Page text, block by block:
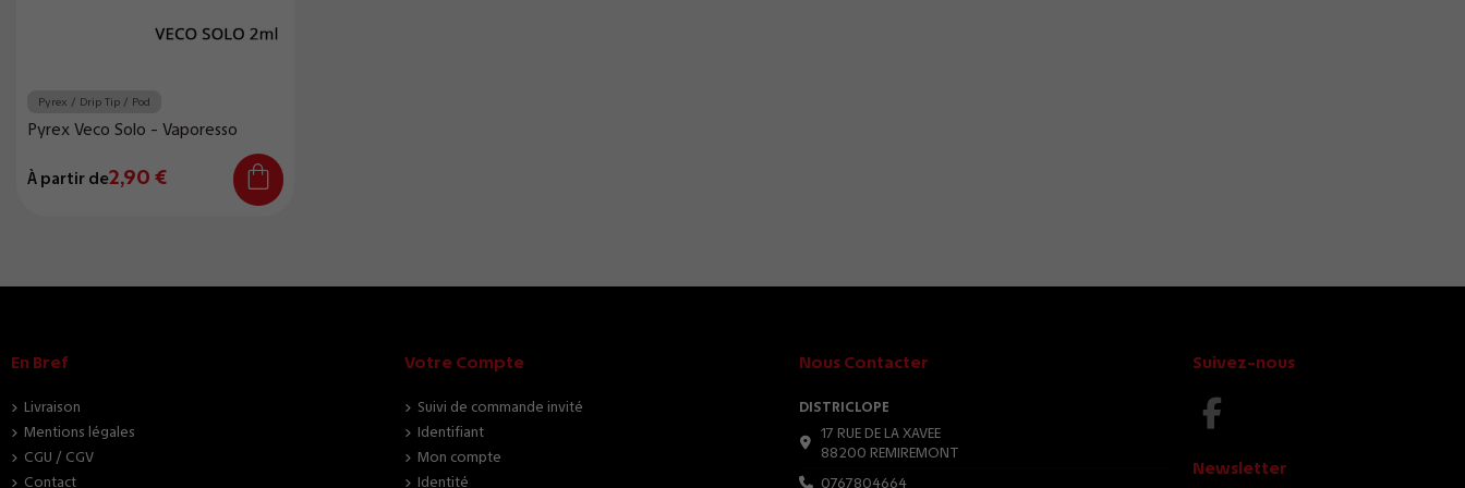
Pyrex / Drip Tip / Pod
Pyrex Veco Solo - Vaporesso
À partir de2,90 €
En Bref
Livraison
Mentions légales
CGU / CGV
Contact
Votre Compte
Suivi de commande invité
Identifiant
Mon compte
Identité
Nous Contacter
DISTRICLOPE
17 RUE DE LA XAVEE
88200 REMIREMONT
0767804664
Suivez-nous
Newsletter